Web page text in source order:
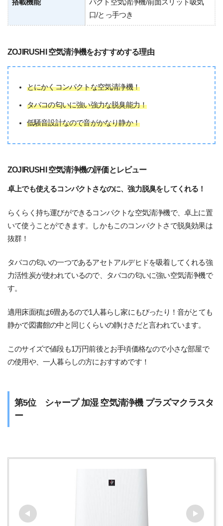
搭載機能
パクト空気清浄機/前面スリット吸気
口/とっ手つき
ZOJIRUSHI 空気清浄機をおすすめする理由
とにかくコンパクトな空気清浄機！
タバコの匂いに強い強力な脱臭能力！
低騒音設計なので音がかなり静か！
ZOJIRUSHI 空気清浄機の評価とレビュー
卓上でも使えるコンパクトさなのに、強力脱臭をしてくれる！
らくらく持ち運びができるコンパクトな空気清浄機で、卓上に置
いて使うことができます。しかもこのコンパクトさで脱臭効果は
抜群！
タバコの匂いの一つであるアセトアルデヒドを吸着してくれる強
力活性炭が使われているので、タバコの匂いに強い空気清浄機で
す。
適用床面積は6畳あるので1人暮らし家にもぴったり！音がとても
静かで図書館の中と同じくらいの静けさだと言われています。
このサイズで値段も1万円前後とお手頃価格なので小さな部屋で
の使用や、一人暮らしの方におすすめです！
第5位 シャープ 加湿 空気清浄機 プラズマクラスタ
ー